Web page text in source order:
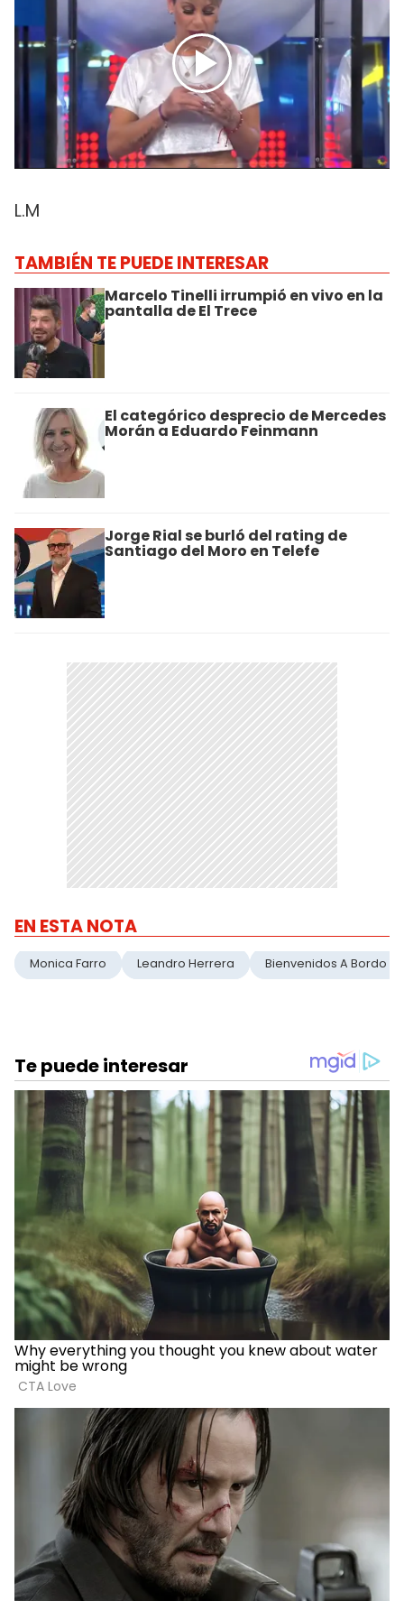
L.M
TAMBIÉN TE PUEDE INTERESAR
Marcelo Tinelli irrumpió en vivo en la
pantalla de El Trece
El categórico desprecio de Mercedes
Morán a Eduardo Feinmann
Jorge Rial se burló del rating de
Santiago del Moro en Telefe
EN ESTA NOTA
Monica Farro Leandro Herrera Bienvenidos A Bordo